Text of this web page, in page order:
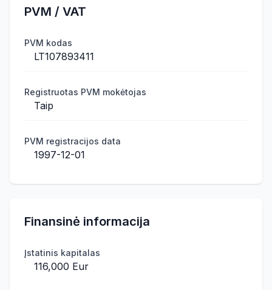
PVM / VAT
PVM kodas
LT107893411
Registruotas PVM mokėtojas
Taip
PVM registracijos data
1997-12-01
Finansinė informacija
Įstatinis kapitalas
116,000 Eur